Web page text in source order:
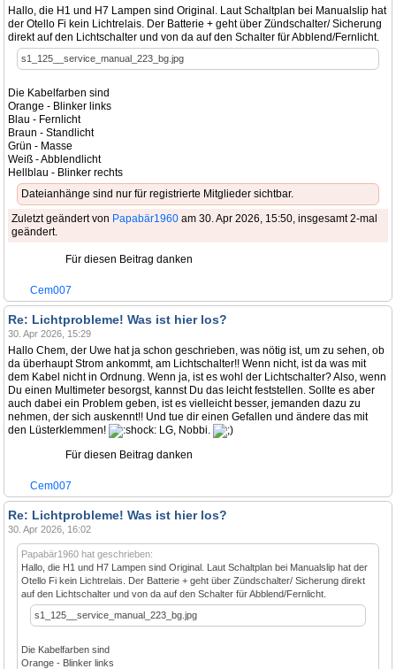
Hallo, die H1 und H7 Lampen sind Original. Laut Schaltplan bei Manualslip hat
der Otello Fi kein Lichtrelais. Der Batterie + geht über Zündschalter/ Sicherung
direkt auf den Lichtschalter und von da auf den Schalter für Abblend/Fernlicht.
s1_125__service_manual_223_bg.jpg
Die Kabelfarben sind
Orange - Blinker links
Blau - Fernlicht
Braun - Standlicht
Grün - Masse
Weiß - Abblendlicht
Hellblau - Blinker rechts
Dateianhänge sind nur für registrierte Mitglieder sichtbar.
Zuletzt geändert von Papabär1960 am 30. Apr 2026, 15:50, insgesamt 2-mal
geändert.
Für diesen Beitrag danken
Cem007
Re: Lichtprobleme! Was ist hier los?
30. Apr 2026, 15:29
Hallo Chem, der Uwe hat ja schon geschrieben, was nötig ist, um zu sehen, ob
da überhaupt Strom ankommt, am Lichtschalter!! Wenn nicht, ist da was mit
dem Kabel nicht in Ordnung. Wenn ja, ist es wohl der Lichtschalter? Also, wenn
Du einen Multimeter besorgst, kannst Du das leicht feststellen. Sollte es aber
auch dabei ein Problem geben, ist es vielleicht besser, jemanden dazu zu
nehmen, der sich auskennt!! Und tue dir einen Gefallen und ändere das mit
den Lüsterklemmen!
LG, Nobbi.
Für diesen Beitrag danken
Cem007
Re: Lichtprobleme! Was ist hier los?
30. Apr 2026, 16:02
Papabär1960 hat geschrieben:
Hallo, die H1 und H7 Lampen sind Original. Laut Schaltplan bei Manualslip hat der
Otello Fi kein Lichtrelais. Der Batterie + geht über Zündschalter/ Sicherung direkt
auf den Lichtschalter und von da auf den Schalter für Abblend/Fernlicht.
s1_125__service_manual_223_bg.jpg
Die Kabelfarben sind
Orange - Blinker links